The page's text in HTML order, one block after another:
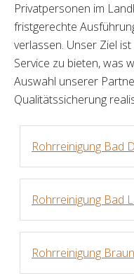
Privatpersonen im
fristgerechte
verlassen. Unser Ziel
Service zu bieten, was
Auswahl unserer
Qualitätssicherung
Rohrreinigung Bad
Rohrreinigung Bad
Rohrreinigung